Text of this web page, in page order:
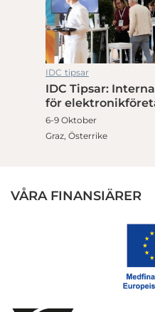
IDC tipsar
IDC Tipsar:
för
6-9 Oktober
Graz, Österrike
VÅRA FINANSIÄRER